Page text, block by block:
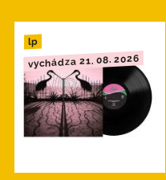
lp
vychádza 21. 08. 2026